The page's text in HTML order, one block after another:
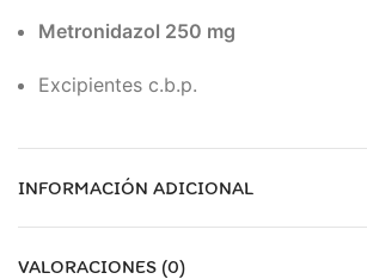
Metronidazol 250 mg
Excipientes c.b.p.
INFORMACIÓN ADICIONAL
VALORACIONES (0)